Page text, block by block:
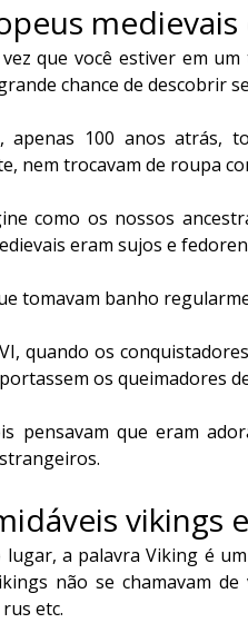
que você estiver em
chance de descobrir
apenas 100 anos atrás,
nem trocavam de roupa
como os nossos
eram sujos e
tomavam banho
quando os
os queimadores
pensavam que eram
​​vikings
a palavra Viking é
não se chamavam
etc.